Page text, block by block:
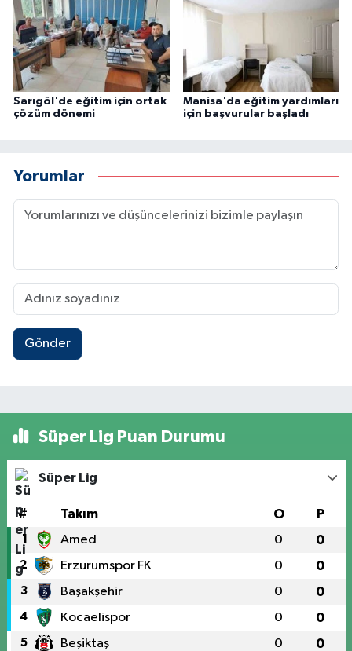
Sarıgöl'de eğitim için ortak
çözüm dönemi
Manisa'da eğitim yardımları
için başvurular başladı
Yorumlar
Gönder
Süper Lig Puan Durumu
Süper Lig
# Takım O P
1 Amed 0 0
2 Erzurumspor FK 0 0
3 Başakşehir 0 0
4 Kocaelispor 0 0
5 Beşiktaş 0 0